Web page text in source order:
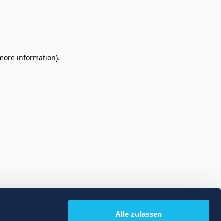
Alle zulassen
information).